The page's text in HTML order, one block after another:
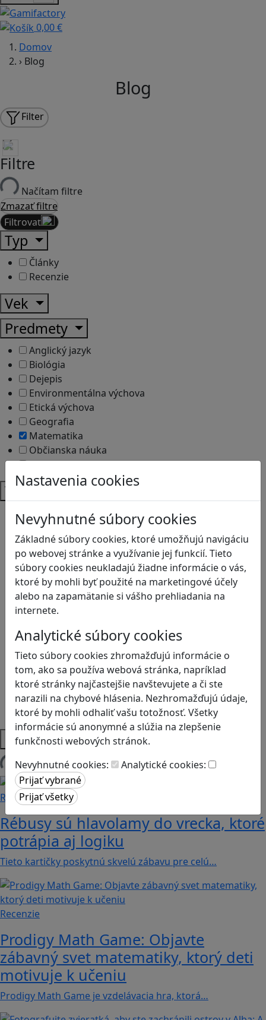
0,00 €
Nastavenia cookies
Nevyhnutné súbory cookies
Základné súbory cookies, ktoré umožňujú navigáciu
po webovej stránke a využívanie jej funkcií. Tieto
súbory cookies neukladajú žiadne informácie o vás,
ktoré by mohli byť použité na marketingové účely
alebo na zapamätanie si vášho prehliadania na
internete.
Analytické súbory cookies
Tieto súbory cookies zhromažďujú informácie o
tom, ako sa používa webová stránka, napríklad
ktoré stránky najčastejšie navštevujete a či ste
narazili na chybové hlásenia. Nezhromažďujú údaje,
ktoré by mohli odhaliť vašu totožnosť. Všetky
informácie sú anonymné a slúžia na zlepšenie
funkčnosti webových stránok.
Nevyhnutné cookies:
Analytické cookies:
Domov
› Blog
Blog
Filter
Filtre
Načítam filtre
Zmazať filtre
Filtrovať
Typ
Články
Recenzie
Vek
Predmety
Anglický jazyk
Biológia
Dejepis
Environmentálna výchova
Etická výchova
Geografia
Matematika
Občianska náuka
Vlastiveda
Témy
Bezpečnosť na internete
Čítanie s porozumením
Digitálna rovnováha
Ekológia
Globálne vzdelávanie
Kreativita
Kritické myslenie
Kyberšikana
Logické myslenie
Ľudské práva a tolerancia
Motorika a koncentrácia
Programovanie/Technika
Sociálne zručnosti a kooperácia
Strategické myslenie
Zdravie a pohyb
Platformy
Načítam blogy
Recenzie
Rébusy sú hlavolamy do vrecka, ktoré
potrápia aj logiku
Tieto kartičky poskytnú skvelú zábavu pre celú…
Recenzie
Prodigy Math Game: Objavte
zábavný svet matematiky, ktorý deti
motivuje k učeniu
Prodigy Math Game je vzdelávacia hra, ktorá…